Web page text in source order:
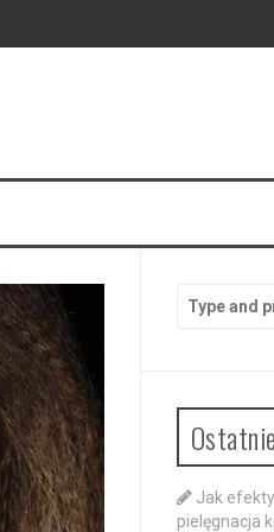
for:
Jak
pielęgnacja